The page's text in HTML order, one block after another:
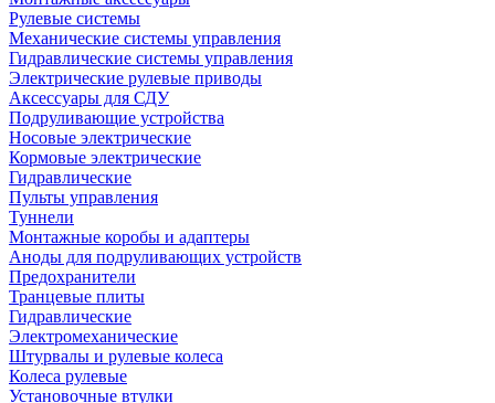
Рулевые системы
Механические системы управления
Гидравлические системы управления
Электрические рулевые приводы
Аксессуары для СДУ
Подруливающие устройства
Носовые электрические
Кормовые электрические
Гидравлические
Пульты управления
Туннели
Монтажные коробы и адаптеры
Аноды для подруливающих устройств
Предохранители
Транцевые плиты
Гидравлические
Электромеханические
Штурвалы и рулевые колеса
Колеса рулевые
Установочные втулки